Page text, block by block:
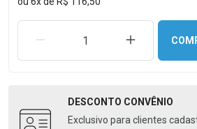
REMOVER UMA UNIDADEAUMENTAR
DESCONTO CONVÊNIO
Exclusivo para clientes